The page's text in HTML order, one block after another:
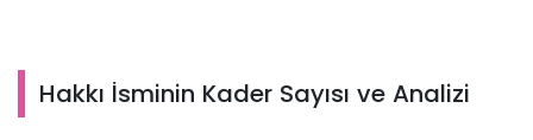
Hakkı İsminin Kader Sayısı ve Analizi